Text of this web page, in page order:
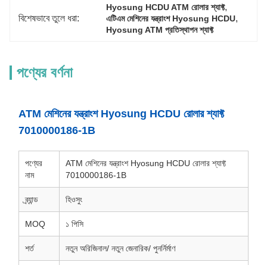
বিশেষভাবে তুলে ধরা:
Hyosung HCDU ATM রোলার শ্যাফ্ট,
এটিএম মেশিনের যন্ত্রাংশ Hyosung HCDU,
Hyosung ATM প্রতিস্থাপন শ্যাফ্ট
পণ্যের বর্ণনা
ATM মেশিনের যন্ত্রাংশ Hyosung HCDU রোলার শ্যাফ্ট
7010000186-1B
পণ্যের
নাম
ATM মেশিনের যন্ত্রাংশ Hyosung HCDU রোলার শ্যাফ্ট
7010000186-1B
ব্র্যান্ড হিওসুং
MOQ ১ পিসি
শর্ত নতুন অরিজিনাল/ নতুন জেনারিক/ পুনর্নির্মাণ